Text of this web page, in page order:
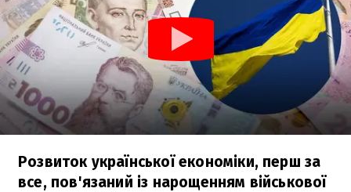
Розвиток української економіки, перш за
все, пов'язаний із нарощенням військової